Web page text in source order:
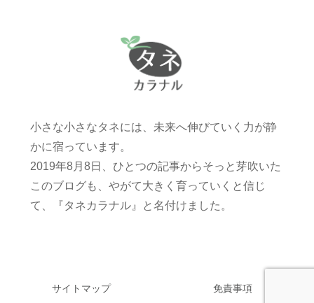
小さな小さなタネには、未来へ伸びていく力が静
かに宿っています。
2019年8月8日、ひとつの記事からそっと芽吹いた
このブログも、やがて大きく育っていくと信じ
て、『タネカラナル』と名付けました。
サイトマップ
免責事項